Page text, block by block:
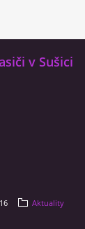
v Sušici
Aktuality